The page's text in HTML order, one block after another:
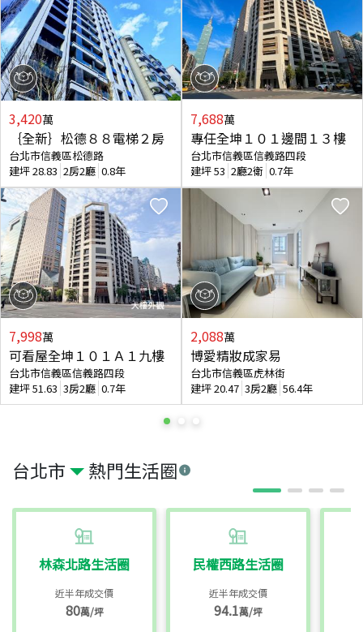
台北市 熱門生活圈
林森北路生活圈
近半年成交價
80萬/坪
民權西路生活圈
近半年成交價
94.1萬/坪
3,420萬
｛全新｝松德８８電梯２房
台北市信義區松德路
建坪28.83 2房2廳 0.8年
7,998萬
可看屋全坤１０１Ａ１九樓
台北市信義區信義路四段
建坪51.63 3房2廳 0.7年
7,688萬
專任全坤１０１邊間１３樓
台北市信義區信義路四段
建坪53 2廳2衛 0.7年
2,088萬
博愛精妝成家易
台北市信義區虎林街
建坪20.47 3房2廳 56.4年